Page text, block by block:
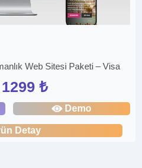
Web Sitesi Paketi – Visa
1299 ₺
Demo
Detay